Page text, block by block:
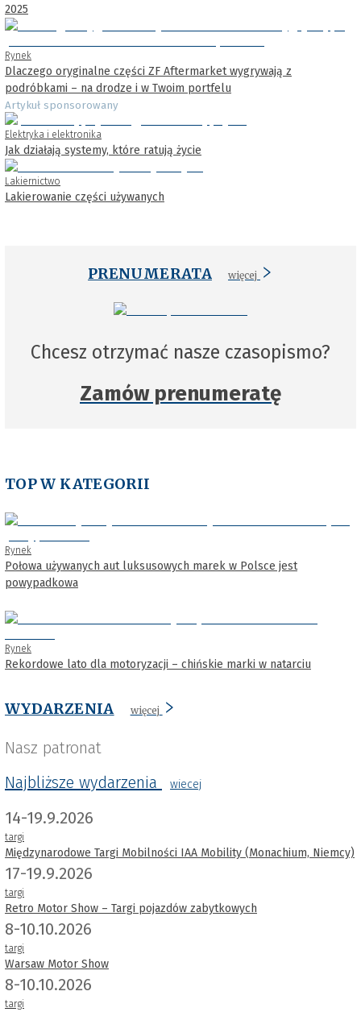
2025
Rynek
Dlaczego oryginalne części ZF Aftermarket wygrywają z
podróbkami – na drodze i w Twoim portfelu
Artykuł sponsorowany
Elektryka i elektronika
Jak działają systemy, które ratują życie
Lakiernictwo
Lakierowanie części używanych
PRENUMERATA więcej
Chcesz otrzymać nasze czasopismo?
Zamów prenumeratę
TOP W KATEGORII
Rynek
Połowa używanych aut luksusowych marek w Polsce jest
powypadkowa
Rynek
Rekordowe lato dla motoryzacji – chińskie marki w natarciu
WYDARZENIA więcej
Nasz patronat
Najbliższe wydarzenia
wiecej
14-19.9.2026
targi
Międzynarodowe Targi Mobilności IAA Mobility (Monachium, Niemcy)
17-19.9.2026
targi
Retro Motor Show – Targi pojazdów zabytkowych
8-10.10.2026
targi
Warsaw Motor Show
8-10.10.2026
targi